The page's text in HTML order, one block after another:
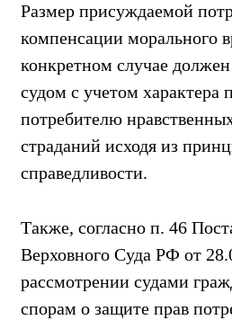
Размер присуждаемой
компенсации морального
конкретном случае должен
судом с учетом характера
потребителю
страданий исходя из
справедливости.
Также, согласно п. 46
Верховного Суда РФ от
рассмотрении судами
спорам о защите прав